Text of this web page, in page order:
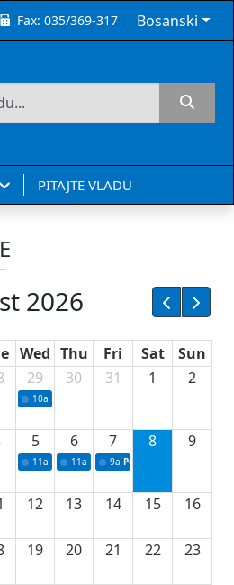
Fax:035/369-317 Bosanski
PITAJTE VLADU
2026
Wed Thu Fri Sat
Sun
29
10a Potpisivanje ugovora sa neprofitnim
30 31 1 2
5
11a Potpisivanje ugovora o stipendijama
6
11a Podrška razvoju vodne
7
9a Početak izgradnje nove
8 9
12 13 14 15 16
19 20 21 22 23